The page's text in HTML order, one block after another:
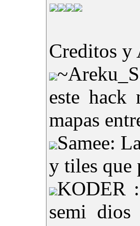
Creditos y
este hack
mapas
Samee:
y tiles que
KODER
semi dios